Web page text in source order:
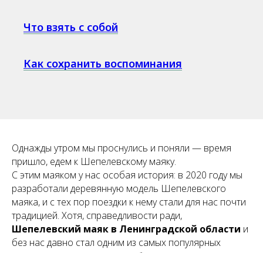
Что взять с собой
Как сохранить воспоминания
Однажды утром мы проснулись и поняли — время
пришло, едем к Шепелевскому маяку.
С этим маяком у нас особая история: в 2020 году мы
разработали деревянную модель Шепелевского
маяка, и с тех пор поездки к нему стали для нас почти
традицией. Хотя, справедливости ради,
Шепелевский маяк в Ленинградской области и
без нас давно стал одним из самых популярных